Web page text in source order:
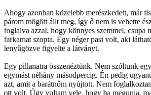
Ahogy azonban közelebb merészkedett, már
párom mögött állt meg, így ő nem is vehette
foglalva azzal, hogy könnyes szemmel, csupa
farkamat szopta. Egy néger pasi volt, aki
lenyűgözve figyelte a látványt.
Egy pillanatra összenéztünk. Nem szóltunk
egymást néhány másodpercig. Én pedig
azt, amit a barátnőm nyújtott. Nem
ott volt. Úgy voltam vele, hogy ha megunja,